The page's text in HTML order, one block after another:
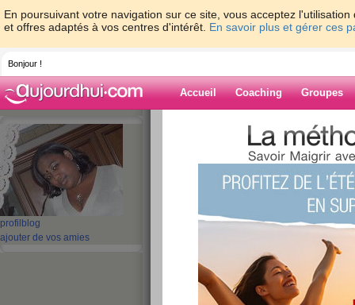
En poursuivant votre navigation sur ce site, vous acceptez
et offres adaptés à vos centres d'intérêt. En savoir plus et gérer ces
Bonjour !
Accueil Coaching Groupes
profil blog
ajouter de vos amies
> >
Blog de
Toujours pas de